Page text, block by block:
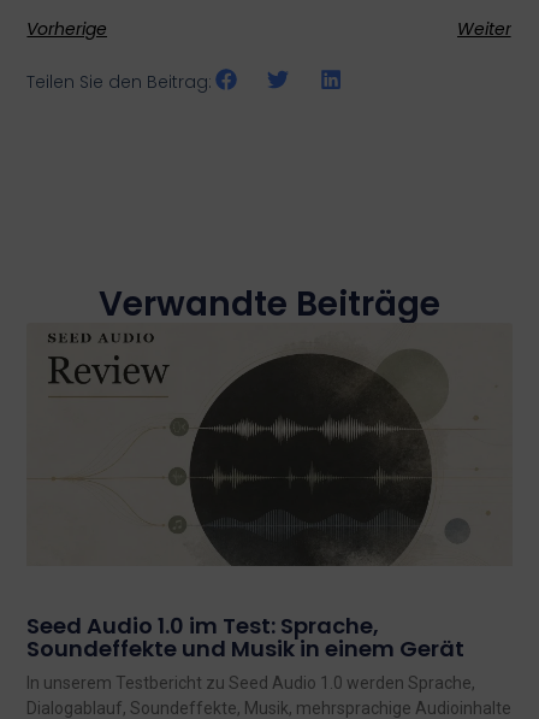
Vorherige Weiter
Teilen Sie den Beitrag:
Verwandte Beiträge
Seed Audio 1.0 im Test: Sprache,
Soundeffekte und Musik in einem Gerät
In unserem Testbericht zu Seed Audio 1.0 werden Sprache,
Dialogablauf, Soundeffekte, Musik, mehrsprachige Audioinhalte